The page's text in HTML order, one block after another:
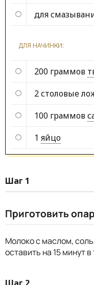
для
ДЛЯ НАЧИНКИ:
200 граммов
2 столовые
100 граммов
1 яйцо
Шаг 1
Приготовить
Молоко с маслом,
оставить на 15 минут
Шаг 2